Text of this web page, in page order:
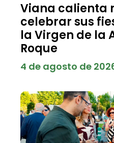
Viana calienta
celebrar sus
la Virgen de la
Roque
4 de agosto de